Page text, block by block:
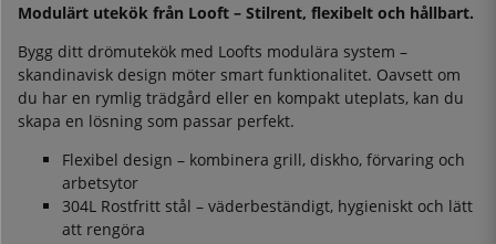
Modulärt utekök från Looft – Stilrent, flexibelt och hållbart.
Bygg ditt drömutekök med Loofts modulära system –
skandinavisk design möter smart funktionalitet. Oavsett om
du har en rymlig trädgård eller en kompakt uteplats, kan du
skapa en lösning som passar perfekt.
Flexibel design – kombinera grill, diskho, förvaring och
arbetsytor
304L Rostfritt stål – väderbeständigt, hygieniskt och lätt
att rengöra